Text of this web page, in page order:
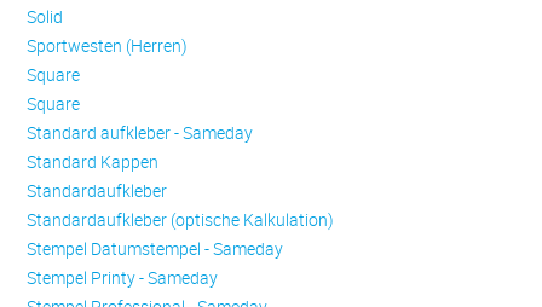
Solid
Sportwesten (Herren)
Square
Square
Standard aufkleber - Sameday
Standard Kappen
Standardaufkleber
Standardaufkleber (optische Kalkulation)
Stempel Datumstempel - Sameday
Stempel Printy - Sameday